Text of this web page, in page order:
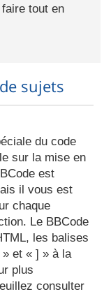
tout en
sujets
du code
sur la mise en
est
il vous est
chaque
Le BBCode
les balises
et « ] » à la
plus
consulter